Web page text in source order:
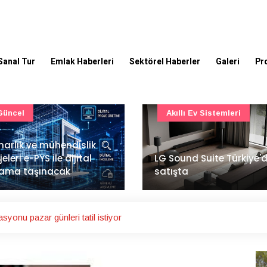
Tur Emlak Haberleri Sektörel Haberler Galeri
Suite Türkiye'de
Ev Sistemleri
İstanbul Havalimanı'nın
ana pistinde sona doğru
Ulaşım
pazar günleri tatil istiyor